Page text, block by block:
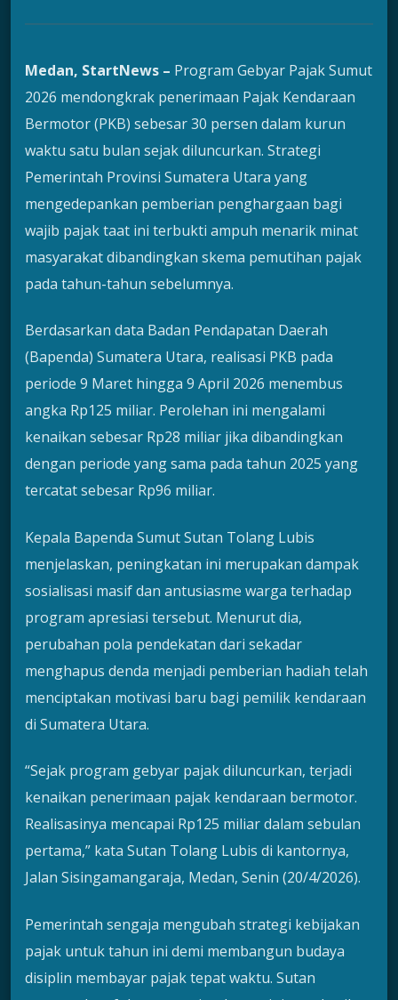
Medan, StartNews – Program Gebyar Pajak Sumut
2026 mendongkrak penerimaan Pajak Kendaraan
Bermotor (PKB) sebesar 30 persen dalam kurun
waktu satu bulan sejak diluncurkan. Strategi
Pemerintah Provinsi Sumatera Utara yang
mengedepankan pemberian penghargaan bagi
wajib pajak taat ini terbukti ampuh menarik minat
masyarakat dibandingkan skema pemutihan pajak
pada tahun-tahun sebelumnya.
Berdasarkan data Badan Pendapatan Daerah
(Bapenda) Sumatera Utara, realisasi PKB pada
periode 9 Maret hingga 9 April 2026 menembus
angka Rp125 miliar. Perolehan ini mengalami
kenaikan sebesar Rp28 miliar jika dibandingkan
dengan periode yang sama pada tahun 2025 yang
tercatat sebesar Rp96 miliar.
Kepala Bapenda Sumut Sutan Tolang Lubis
menjelaskan, peningkatan ini merupakan dampak
sosialisasi masif dan antusiasme warga terhadap
program apresiasi tersebut. Menurut dia,
perubahan pola pendekatan dari sekadar
menghapus denda menjadi pemberian hadiah telah
menciptakan motivasi baru bagi pemilik kendaraan
di Sumatera Utara.
“Sejak program gebyar pajak diluncurkan, terjadi
kenaikan penerimaan pajak kendaraan bermotor.
Realisasinya mencapai Rp125 miliar dalam sebulan
pertama,” kata Sutan Tolang Lubis di kantornya,
Jalan Sisingamangaraja, Medan, Senin (20/4/2026).
Pemerintah sengaja mengubah strategi kebijakan
pajak untuk tahun ini demi membangun budaya
disiplin membayar pajak tepat waktu. Sutan